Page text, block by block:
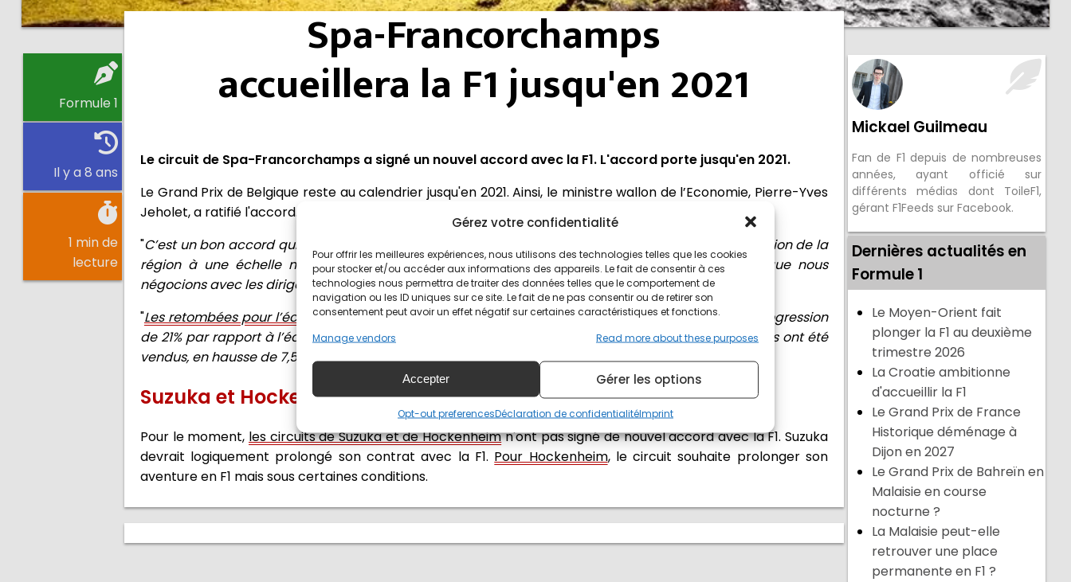
Gérez votre confidentialité
Pour offrir les meilleures expériences, nous utilisons des technologies telles que les cookies
pour stocker et/ou accéder aux informations des appareils. Le fait de consentir à ces
technologies nous permettra de traiter des données telles que le comportement de
navigation ou les ID uniques sur ce site. Le fait de ne pas consentir ou de retirer son
consentement peut avoir un effet négatif sur certaines caractéristiques et fonctions.
Manage vendors
Read more about these purposes
Accepter Gérer les options
Opt-out preferencesDéclaration de confidentialitéImprint
Formule 1
Il y a 8 ans
1 min de
lecture
Spa-Francorchamps
accueillera la F1 jusqu'en 2021
Le circuit de Spa-Francorchamps a signé un nouvel accord avec la F1. L'accord porte jusqu'en 2021.
Le Grand Prix de Belgique reste au calendrier jusqu'en 2021. Ainsi, le ministre wallon de l’Economie, Pierre-Yves
Jeholet, a ratifié l'accord.
"C’est un bon accord qui assure le maintien en Wallonie d’un événement qui contribue à la promotion de la
région à une échelle mondiale. C’est aussi une nouvelle ère puisque c’est la première fois que nous
négocions avec les dirigeants de Liberty Média'', déclare-t-il à L'Echo.
"Les retombées pour l’économie wallonne étaient de 20,5 millions d’euros pour l’édition 2017
, en progression
de 21% par rapport à l’édition 2016. Les retombées sont de 29 millions pour la Belgique. 95.965 billets ont été
vendus, en hausse de 7,5%
'', ajoute-t-il.
Suzuka et Hockenheim dans l'attente
Pour le moment, les circuits de Suzuka et de Hockenheimn'ont pas signé de nouvel accord avec la F1. Suzuka
devrait logiquement prolongé son contrat avec la F1. Pour Hockenheim, le circuit souhaite prolonger son
aventure en F1 mais sous certaines conditions.
Mickael Guilmeau
Fan de F1 depuis de nombreuses
années, ayant officié sur
différents médias dont ToileF1,
gérant F1Feeds sur Facebook.
Dernières actualités en
Formule 1
Le Moyen-Orient fait
plonger la F1 au deuxième
trimestre 2026
La Croatie ambitionne
d'accueillir la F1
Le Grand Prix de France
Historique déménage à
Dijon en 2027
Le Grand Prix de Bahreïn en
Malaisie en course
nocturne ?
La Malaisie peut-elle
retrouver une place
permanente en F1 ?